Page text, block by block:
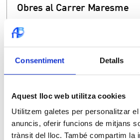
Consentiment Detalls
Aquest lloc web utilitza cookies
Utilitzem galetes per personalitzar
anuncis, oferir funcions de mitjans
trànsit del lloc. També compartim la
Obres al Carrer Maresme
2025-05-23
Obres xarxa aigua potable
2025-05-22
Canvis en la situació de
NORMALITAT